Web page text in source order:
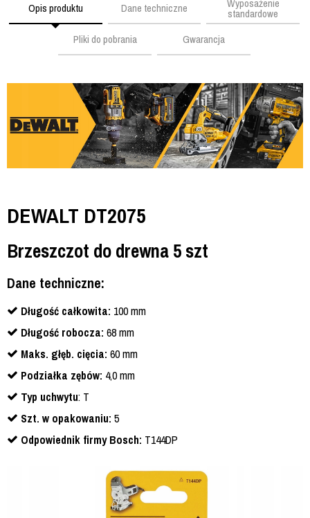
Opis produktu Dane techniczne Wyposażenie
standardowe
Pliki do pobrania
Gwarancja
DEWALT DT2075
Brzeszczot do drewna 5 szt
Dane techniczne:
Długość całkowita: 100 mm
Długość robocza: 68 mm
Maks. głęb. cięcia: 60 mm
Podziałka zębów: 4,0 mm
Typ uchwytu: T
Szt. w opakowaniu: 5
Odpowiednik firmy Bosch: T144DP